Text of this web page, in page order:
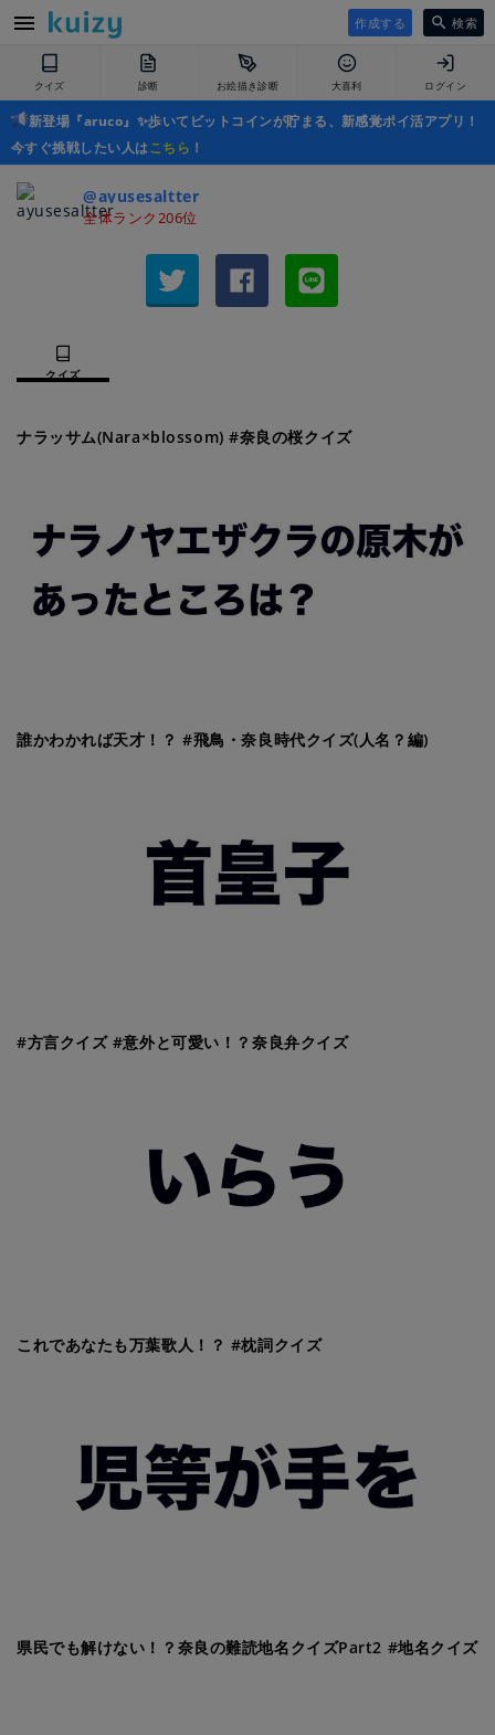
作成する 検索
クイズ 診断 お絵描き診断 大喜利 ログイン
新登場『aruco』✨歩いてビットコインが貯まる、新感覚ポイ活アプリ！
今すぐ挑戦したい人はこちら ！
@ayusesaltter
全体ランク206位
クイズ
ナラッサム(Nara×blossom) #奈良の桜クイズ
誰かわかれば天才！？ #飛鳥・奈良時代クイズ(人名？編)
#方言クイズ #意外と可愛い！？奈良弁クイズ
これであなたも万葉歌人！？ #枕詞クイズ
県民でも解けない！？奈良の難読地名クイズPart2 #地名クイズ